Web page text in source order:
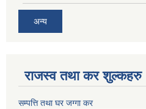
अन्य
राजस्व तथा कर शुल्कहरु
सम्पत्ति तथा घर जग्गा कर